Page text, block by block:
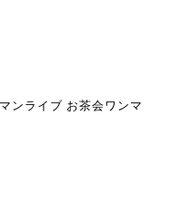
ンライブ お茶会ワンマ